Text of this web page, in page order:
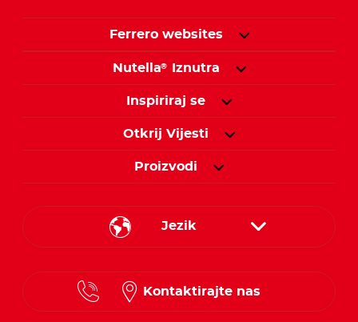
Ferrero websites
Nutella® Iznutra
Inspiriraj se
Otkrij Vijesti
Proizvodi
Jezik
Croatian
Kontaktirajte nas